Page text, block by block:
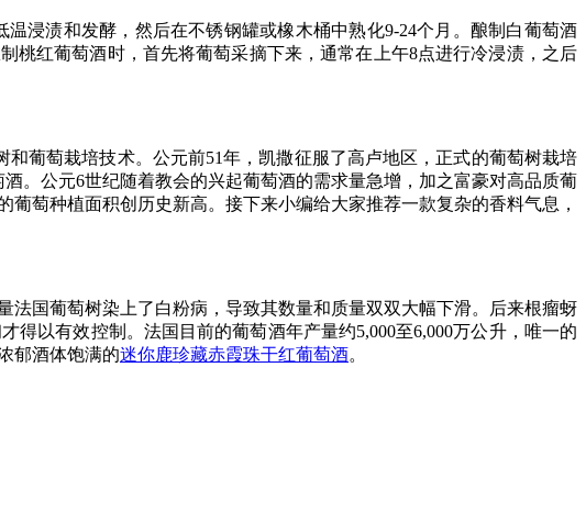
浸渍和发酵，然后在不锈钢罐或橡木桶中熟化9-24个月。酿制白葡萄酒
桃红葡萄酒时，首先将葡萄采摘下来，通常在上午8点进行冷浸渍，之后
葡萄栽培技术。公元前51年，凯撒征服了高卢地区，正式的葡萄树栽培
。公元6世纪随着教会的兴起葡萄酒的需求量急增，加之富豪对高品质葡
萄种植面积创历史新高。接下来小编给大家推荐一款复杂的香料气息，
国葡萄树染上了白粉病，导致其数量和质量双双大幅下滑。后来根瘤蚜
以有效控制。法国目前的葡萄酒年产量约5,000至6,000万公升，唯一的
郁酒体饱满的迷你鹿珍藏赤霞珠干红葡萄酒。